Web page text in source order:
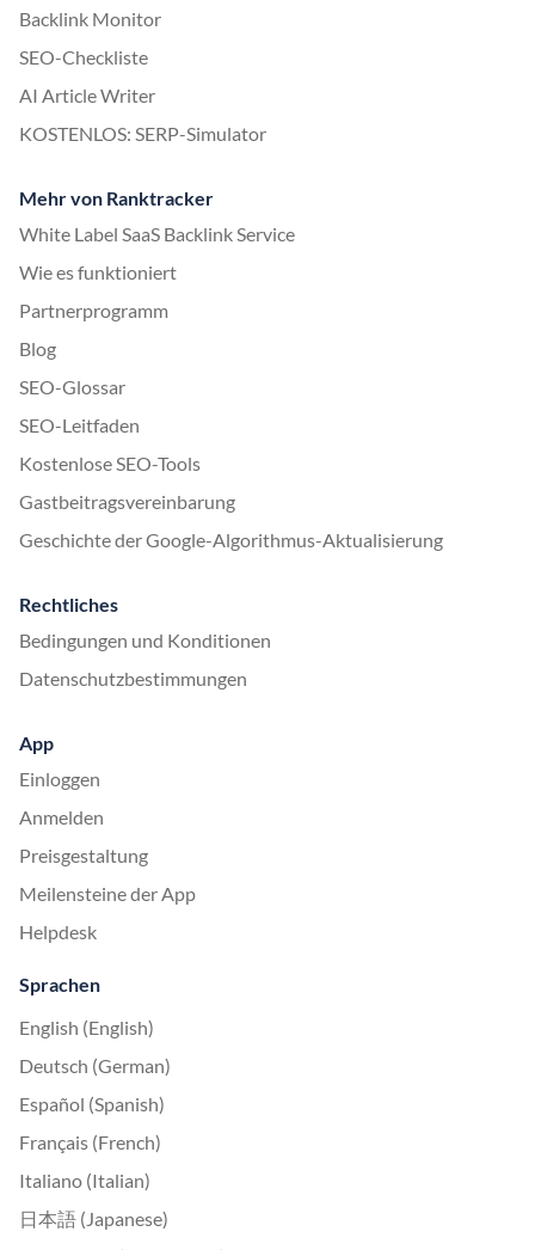
Backlink Monitor
SEO-Checkliste
AI Article Writer
KOSTENLOS: SERP-Simulator
Mehr von Ranktracker
White Label SaaS Backlink Service
Wie es funktioniert
Partnerprogramm
Blog
SEO-Glossar
SEO-Leitfaden
Kostenlose SEO-Tools
Gastbeitragsvereinbarung
Geschichte der Google-Algorithmus-Aktualisierung
Rechtliches
Bedingungen und Konditionen
Datenschutzbestimmungen
App
Einloggen
Anmelden
Preisgestaltung
Meilensteine der App
Helpdesk
Sprachen
English (English)
Deutsch (German)
Español (Spanish)
Français (French)
Italiano (Italian)
日本語 (Japanese)